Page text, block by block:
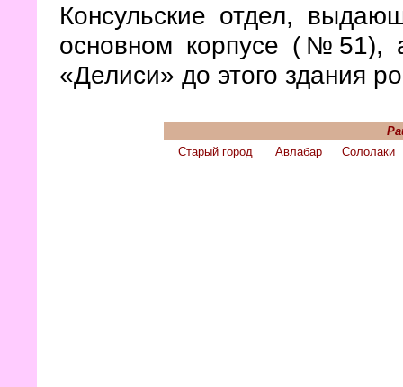
Консульские отдел,
основном корпусе (№51),
«Делиси» до этого здания
Старый город
Авлабар Сололаки